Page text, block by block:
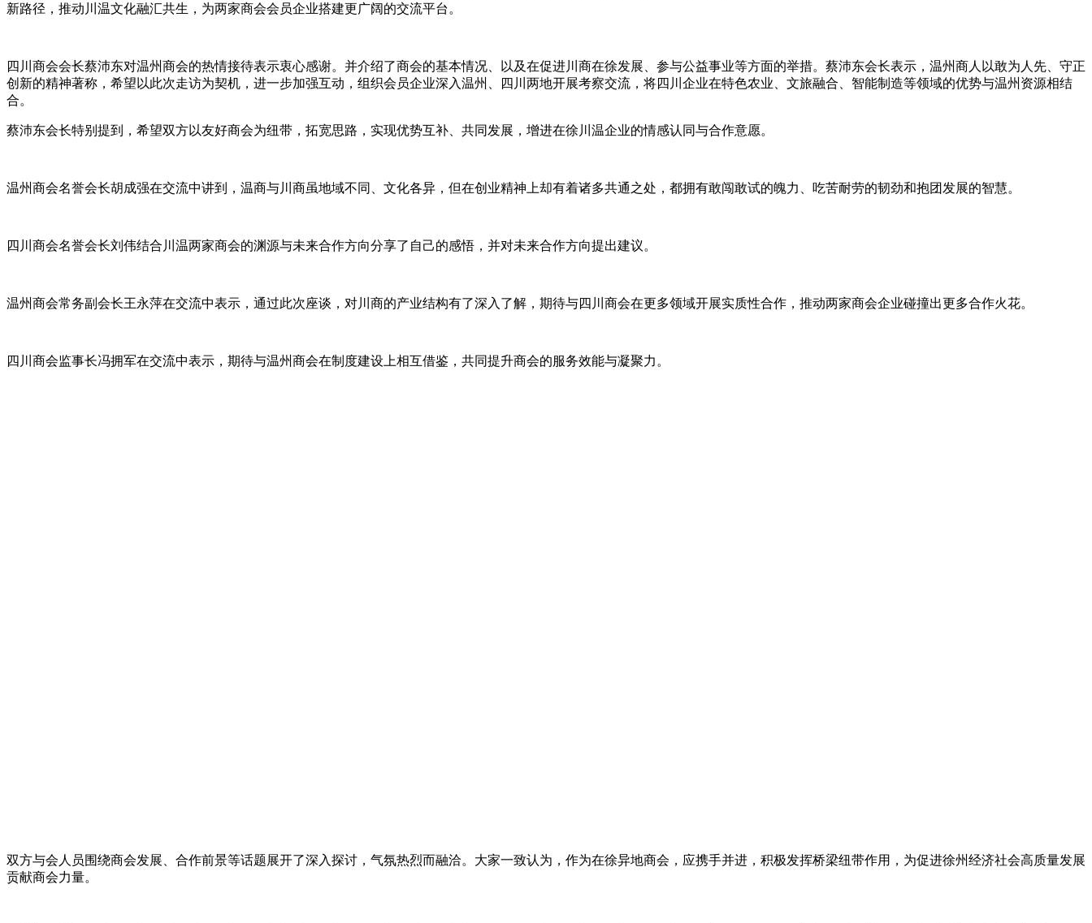
新路径，推动川温文化融汇共生，为两家商会会员企业搭建更广阔的交流平台。
四川商会会长蔡沛东对温州商会的热情接待表示衷心感谢。并介绍了商会的基本情况、以及在促进川商在徐发展、参与公益事业等方面的举措。蔡沛东会长表示，温州商人以敢为人先、守正
创新的精神著称，希望以此次走访为契机，进一步加强互动，组织会员企业深入温州、四川两地开展考察交流，将四川企业在特色农业、文旅融合、智能制造等领域的优势与温州资源相结
合。
蔡沛东会长特别提到，希望双方以友好商会为纽带，拓宽思路，实现优势互补、共同发展，增进在徐川温企业的情感认同与合作意愿。
温州商会名誉会长胡成强在交流中讲到，温商与川商虽地域不同、文化各异，但在创业精神上却有着诸多共通之处，都拥有敢闯敢试的魄力、吃苦耐劳的韧劲和抱团发展的智慧。
四川商会名誉会长刘伟结合川温两家商会的渊源与未来合作方向分享了自己的感悟，并对未来合作方向提出建议。
温州商会常务副会长王永萍在交流中表示，通过此次座谈，对川商的产业结构有了深入了解，期待与四川商会在更多领域开展实质性合作，推动两家商会企业碰撞出更多合作火花。
四川商会监事长冯拥军在交流中表示，期待与温州商会在制度建设上相互借鉴，共同提升商会的服务效能与凝聚力。
双方与会人员围绕商会发展、合作前景等话题展开了深入探讨，气氛热烈而融洽。大家一致认为，作为在徐异地商会，应携手并进，积极发挥桥梁纽带作用，为促进徐州经济社会高质量发展
贡献商会力量。